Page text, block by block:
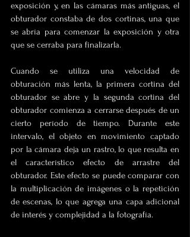
exposición y, en las cámaras más antiguas, el
obturador constaba de dos cortinas, una que
se abría para comenzar la exposición y otra
que se cerraba para finalizarla.
Cuando se utiliza una velocidad de
obturación más lenta, la primera cortina del
obturador se abre y la segunda cortina del
obturador comienza a cerrarse después de un
cierto período de tiempo. Durante este
intervalo, el objeto en movimiento captado
por la cámara deja un rastro, lo que resulta en
el característico efecto de arrastre del
obturador. Este efecto se puede comparar con
la multiplicación de imágenes o la repetición
de escenas, lo que agrega una capa adicional
de interés y complejidad a la fotografía.